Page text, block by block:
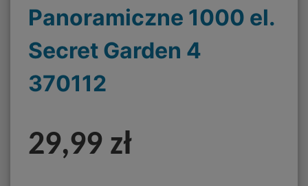
Panoramiczne 1000 el.
Secret Garden 4
370112
29,99 zł